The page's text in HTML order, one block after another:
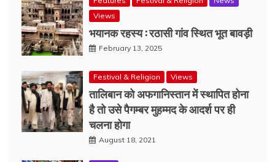
Views
भयानक रहस्य : रठासी गांव स्थित भूत बावड़ी
February 13, 2025
Festival & Religion Views
तालिबान को अफगानिस्तान में स्थापित होना
है तो उसे पैगम्बर मुहम्मद के आदर्श पर ही
चलना होगा
August 18, 2021